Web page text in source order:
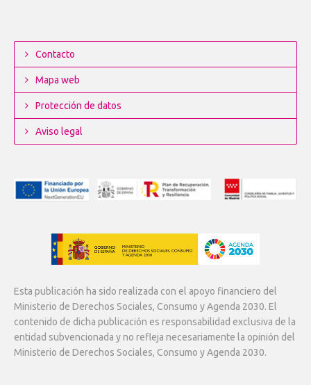
Contacto
Mapa web
Protección de datos
Aviso legal
Esta publicación ha sido realizada con el apoyo financiero del
Ministerio de Derechos Sociales, Consumo y Agenda 2030. El
contenido de dicha publicación es responsabilidad exclusiva de la
entidad subvencionada y no refleja necesariamente la opinión del
Ministerio de Derechos Sociales, Consumo y Agenda 2030.